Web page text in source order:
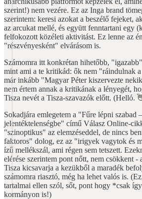
szerint!) nem vezére. Ez az Inga brand
szerintem: keresi azokat a beszélő fejeket,
az arcukat mellé, és együtt fenntartani egy
felfokozott közéleti aktivitást. Ez lenne az
"részvényesként" elvárásom is.
Számomra itt konkrétan hihetőbb,
mint ami a te kritikád: ők nem "ráindulnak
már inkább "Magyar Péter kiszervezte
nem értem annak a kritikának a lényegét,
Tisza nevét a Tisza-szavazók előtt. (Helló.
Sokadjára emlegetem a "Fűre lépni szabad
jelentéktelenségbe" című Válasz Online-
"szinoptikus" az elemzéseddel, de nincs
faktoros" dolog, ez az "irigyek vagytok és
ízű mellékszál, ami régen sem tetszett.
elérése szerintem pont nőtt, nem csökkent -
Tisza kicsavarja a kezükből a maradék
számomra riasztó, még ha lehet valós is.
tartalmai ellen szól, sőt, pont hogy *csak
kormányon is!)